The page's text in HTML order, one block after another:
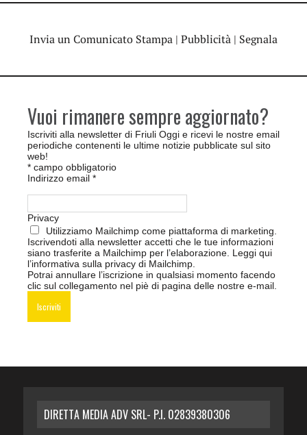
Invia un Comunicato Stampa | Pubblicità | Segnala
Vuoi rimanere sempre aggiornato?
Iscriviti alla newsletter di Friuli Oggi e ricevi le nostre email
periodiche contenenti le ultime notizie pubblicate sul sito
web!
* campo obbligatorio
Indirizzo email *
Privacy
Utilizziamo Mailchimp come piattaforma di marketing.
Iscrivendoti alla newsletter accetti che le tue informazioni
siano trasferite a Mailchimp per l’elaborazione. Leggi qui
l’informativa sulla privacy di Mailchimp
Potrai annullare l’iscrizione in qualsiasi momento facendo
clic sul collegamento nel piè di pagina delle nostre e-mail.
DIRETTA MEDIA ADV SRL- P.I. 02839380306